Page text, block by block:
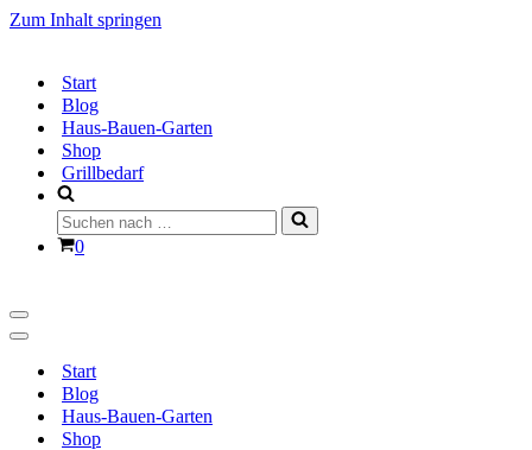
Zum Inhalt springen
Start
Blog
Haus-Bauen-Garten
Shop
Grillbedarf
Suchen
nach …
Warenkorb
0
Navigationsmenü
Navigationsmenü
Start
Blog
Haus-Bauen-Garten
Shop